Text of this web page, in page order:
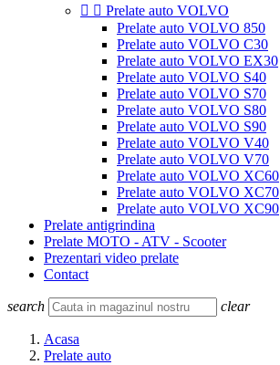
  Prelate auto VOLVO
Prelate auto VOLVO 850
Prelate auto VOLVO C30
Prelate auto VOLVO EX30
Prelate auto VOLVO S40
Prelate auto VOLVO S70
Prelate auto VOLVO S80
Prelate auto VOLVO S90
Prelate auto VOLVO V40
Prelate auto VOLVO V70
Prelate auto VOLVO XC60
Prelate auto VOLVO XC70
Prelate auto VOLVO XC90
Prelate antigrindina
Prelate MOTO - ATV - Scooter
Prezentari video prelate
Contact
search clear
Acasa
Prelate auto